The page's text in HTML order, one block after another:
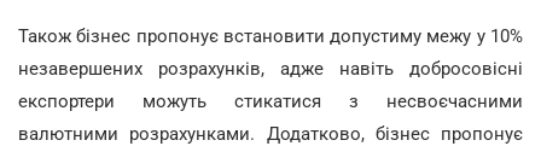
Також бізнес пропонує встановити допустиму межу у 10%
незавершених розрахунків, адже навіть добросовісні
експортери можуть стикатися з несвоєчасними
валютними розрахунками. Додатково, бізнес пропонує